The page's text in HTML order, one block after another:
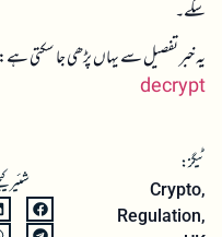
سکے۔
یہ خبر تفصیل سے یہاں پڑھی جا سکتی ہے:
decrypt
ٹیگز:
Crypto,
Regulation,
شئیر